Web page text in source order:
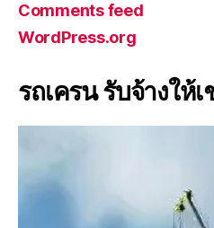
Comments feed
WordPress.org
รถเครน รับจ้างให้เ